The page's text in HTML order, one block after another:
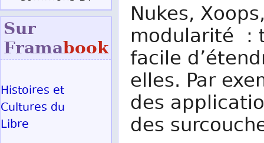
Nukes,
modularité :
facile
elles. Par
des
des
Sur
Framabook
Histoires et
Cultures du
Libre